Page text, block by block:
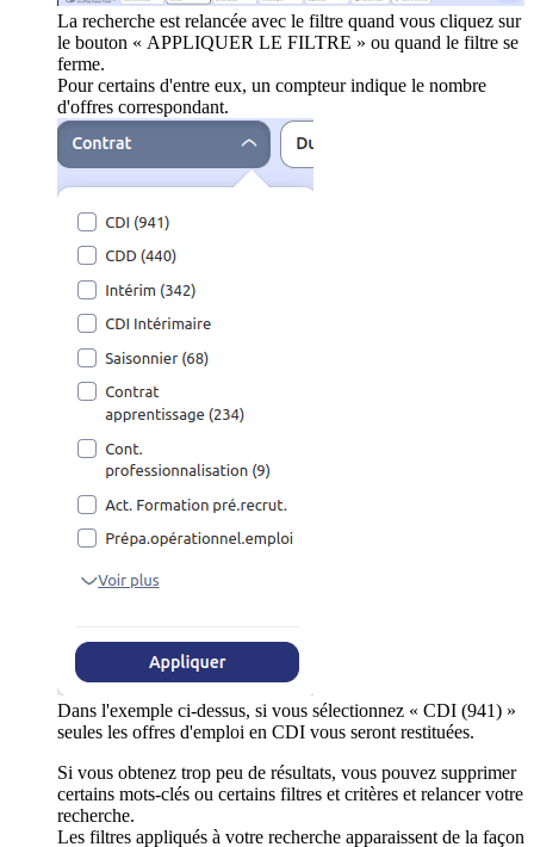
La recherche est relancée avec le filtre quand vous cliquez sur
le bouton « APPLIQUER LE FILTRE » ou quand le filtre se
ferme.
Pour certains d'entre eux, un compteur indique le nombre
d'offres correspondant.
Dans l'exemple ci-dessus, si vous sélectionnez « CDI (941) »
seules les offres d'emploi en CDI vous seront restituées.
Si vous obtenez trop peu de résultats, vous pouvez supprimer
certains mots-clés ou certains filtres et critères et relancer votre
recherche.
Les filtres appliqués à votre recherche apparaissent de la façon